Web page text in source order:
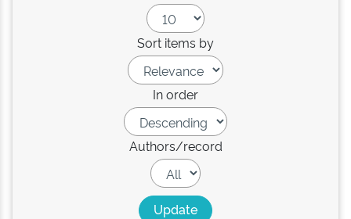
Sort items by
In order
Authors/record